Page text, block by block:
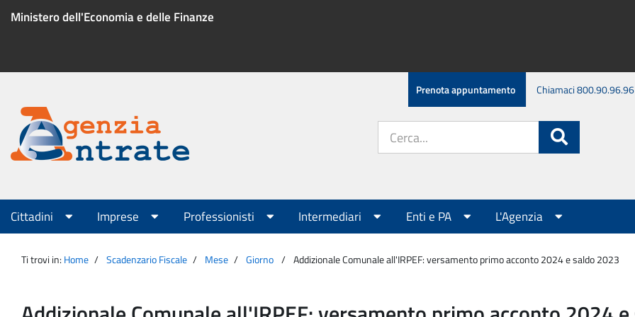
Ministero dell'Economia e delle Finanze
Menu
servizio
Prenota appuntamento Chiamaci 800.90.96.96
Agenzia
Entrate
sito:
Menu
principale
Cittadini Imprese Professionisti Intermediari Enti e PA L'Agenzia
Ti trovi in: Home Scadenzario Fiscale Mese Giorno Addizionale Comunale all'IRPEF: versamento primo acconto 2024 e saldo 2023